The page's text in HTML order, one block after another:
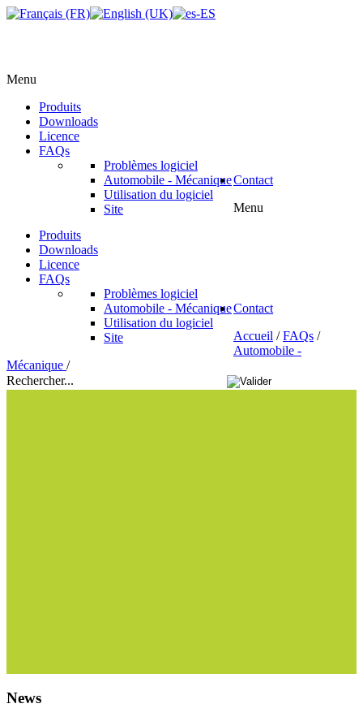
Menu
Produits
Downloads
Licence
FAQs
Problèmes logiciel
Automobile - Mécanique
Utilisation du logiciel
Site
Contact
Menu
Produits
Downloads
Licence
FAQs
Problèmes logiciel
Automobile - Mécanique
Utilisation du logiciel
Site
Contact
Accueil /FAQs /
Automobile -
Mécanique /
Rechercher...
News